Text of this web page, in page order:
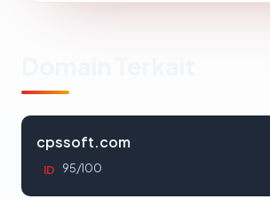
cpssoft.com
ID 95/100